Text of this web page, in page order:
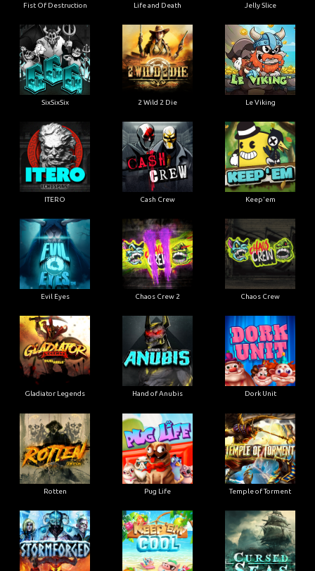
Fist Of Destruction Life and Death Jelly Slice
SixSixSix 2 Wild 2 Die Le Viking
ITERO Cash Crew Keep'em
Evil Eyes Chaos Crew 2 Chaos Crew
Gladiator Legends Hand of Anubis Dork Unit
Rotten Pug Life Temple of Torment